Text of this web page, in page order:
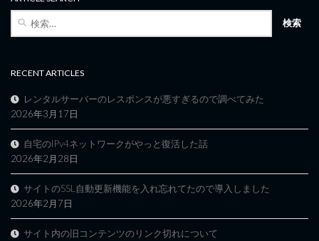
RECENT ARTICLES
レンタルサーバーのレスポンスが悪すぎるので調べてみた
2026年3月17日
自宅のIPv4ネットワークがやっと復活した話
2026年2月28日
サイトのSSL自動更新機能を入れ忘れてたので導入しました
2026年2月7日
サイト内の旧コンテンツのリンク切れについて